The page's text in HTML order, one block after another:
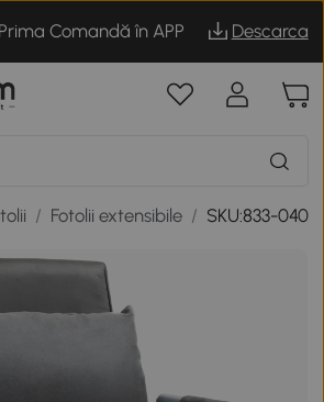
Comandă în APP Descarca
/ Fotolii extensibile / SKU:833-040